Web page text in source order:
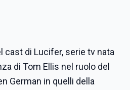
cast di Lucifer, serie tv nata
di Tom Ellis nel ruolo del
German in quelli della